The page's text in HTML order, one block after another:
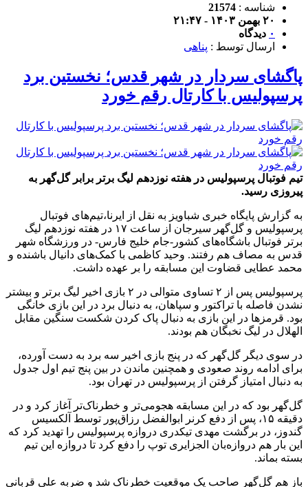
شناسه : 21574
۲۰ بهمن ۱۴۰۳ - ۲۱:۴۷
۰ دیدگاه
ارسال توسط : پناهی
پاگشای سردار در شهر قدس؛ نخستین برد
پرسپولیس با کارتال رقم خورد
تیم فوتبال پرسپولیس در هفته نوزدهم لیگ برتر برابر گل‌گهر به
پیروزی رسید.
به گزارش پایگاه خبری شباویز به نقل از ایرنا،تیم‌های فوتبال
پرسپولیس و گل‌گهر سیرجان از ساعت ۱۷ در هفته نوزدهم لیگ
برتر فوتبال باشگاه‌های کشور-جام خلیج فارس- در ورزشگاه شهر
قدس به مصاف هم رفتند. وحید کاظمی با کمک‌های دانیال باشنده و
محمد عطایی قضاوت این مسابقه را بر عهده داشت.
پرسپولیس پس از ۲ تساوی متوالی در ۲ بازی اخیر لیگ برتر و بیشتر
نشدن فاصله با تراکتور و سپاهان، به دنبال برد در این بازی خانگی
بود. قرمزها در این بازی به دنبال پاک کردن شکست سنگین مقابل
الهلال در لیگ نخبگان هم بودند.
در سوی دیگر گل‌گهر که در پنج بازی اخیر سه برد به دست آورده،
برای ادامه روند صعودی و همچنین ماندن در بین پنج تیم اول جدول
به دنبال امتیاز گرفتن از پرسپولیس در تهران بود.
گل‌گهر بود که در این مسابقه هجومی‌تر و خطرناک‌تر آغاز کرد و در
دقیقه ۱۵، پس از دفع کرنر ابوالفضل رزاق‌پور توسط آلکسیس
گندوز، در برگشت مهدی تیکدری دروازه پرسپولیس را تهدید کرد که
این بار هم دروازه‌بان الجزایری توپ را دفع کرد تا دروازه این تیم
بسته بماند.
باز هم گل‌گهر صاحب یک موقعیت خطرناک شد و ضربه علی قربانی